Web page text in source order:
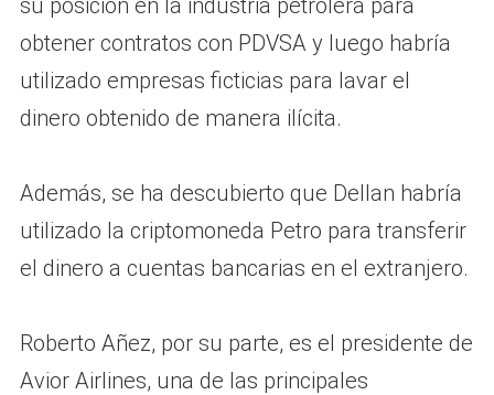
obtener contratos con PDVSA y luego habría
utilizado empresas ficticias para lavar el
dinero obtenido de manera ilícita.
Además, se ha descubierto que Dellan habría
utilizado la criptomoneda Petro para transferir
el dinero a cuentas bancarias en el extranjero.
Roberto Añez, por su parte, es el presidente de
Avior Airlines, una de las principales